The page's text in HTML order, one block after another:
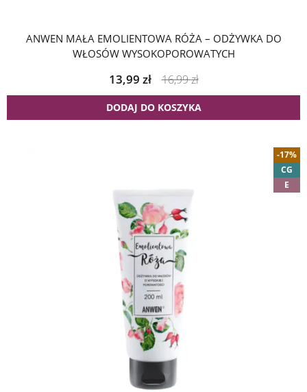
ANWEN MAŁA EMOLIENTOWA RÓŻA – ODŻYWKA DO
WŁOSÓW WYSOKOPOROWATYCH
13,99 zł 16,99zł
DODAJ DO KOSZYKA
-17%
CG
E